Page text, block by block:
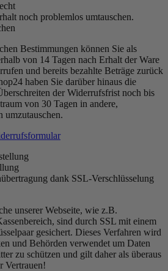
noch problemlos umtauschen.
Bestimmungen können Sie als
von 14 Tagen nach Erhalt der Ware
und bereits bezahlte Beträge zurück
haben Sie darüber hinaus die
der Widerrufsfrist noch bis
von 30 Tagen in andere,
umzutauschen.
dank SSL-Verschlüsselung
unserer Webseite, wie z.B.
sind durch SSL mit einem
gesichert. Dieses Verfahren wird
und Behörden verwendet um Daten
zu schützen und gilt daher als überaus
Vertrauen!